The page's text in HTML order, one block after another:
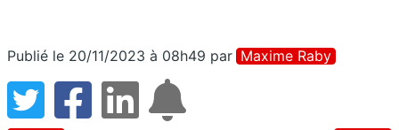
Publié le 20/11/2023 à 08h49 par Maxime Raby